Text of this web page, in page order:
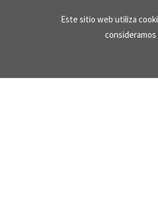
Este sitio web utiliza